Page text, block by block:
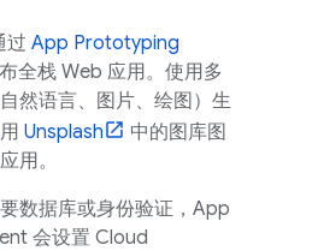
过 App Prototyping
全栈 Web 应用。使用多
然语言、图片、绘图）生
Unsplash
中的图库图
用。
数据库或身份验证， App
会设置 Cloud